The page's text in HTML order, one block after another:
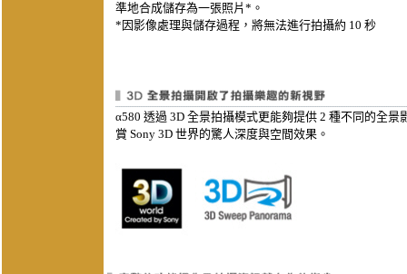
準地合成儲存為一張照片*。
*因影像處理與儲存過程，將無法進行拍攝約 10 秒
α580 透過 3D 全景拍攝模式更能夠提供 2 種不同的全
賞 Sony 3D 世界的驚人深度與空間效果。